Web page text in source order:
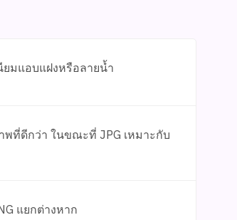
ยมแอบแฝงหรือลายน้ำ
ที่ดีกว่า ในขณะที่ JPG เหมาะกับ
แยกต่างหาก